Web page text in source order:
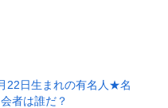
22日生まれの有名人★名
者は誰だ？